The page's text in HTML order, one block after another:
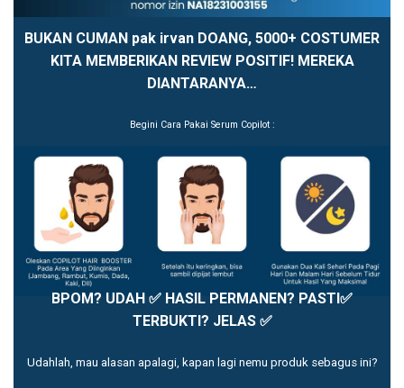
BUKAN CUMAN pak irvan DOANG, 5000+ COSTUMER
KITA MEMBERIKAN REVIEW POSITIF! MEREKA
DIANTARANYA…
Begini Cara Pakai Serum Copilot :
BPOM? UDAH ✅ HASIL PERMANEN? PASTI✅
TERBUKTI? JELAS ✅
Udahlah, mau alasan apalagi, kapan lagi nemu produk sebagus ini?